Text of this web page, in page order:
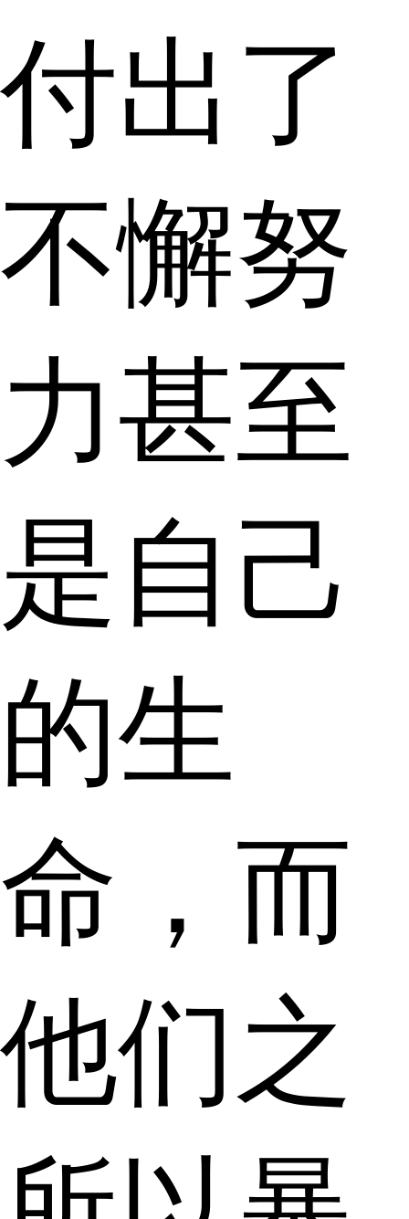
付出了
不懈努
力甚至
是自己
的生
命，而
他们之